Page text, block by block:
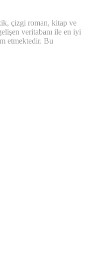
çizgi roman, kitap ve
veritabanı ile en iyi
etmektedir. Bu